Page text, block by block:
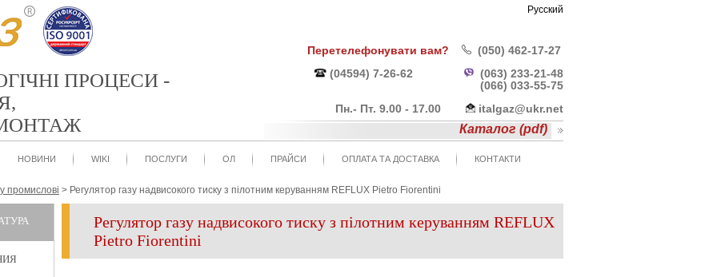
Русский
ПРОЦЕСИ -
Перетелефонувати вам?
(050) 462-17-27
(04594) 7-26-62
(063) 233-21-48
(066) 033-55-75
Пн.- Пт. 9.00 - 17.00
italgaz@ukr.net
Каталог (pdf)
НОВИНИ WIKI ПОСЛУГИ ОЛ ПРАЙСИ ОПЛАТА ТА ДОСТАВКА КОНТАКТИ
промислові > Регулятор газу надвисокого тиску з пілотним керуванням REFLUX Pietro Fiorentini
Регулятор газу надвисокого тиску з пілотним керуванням REFLUX
Pietro Fiorentini